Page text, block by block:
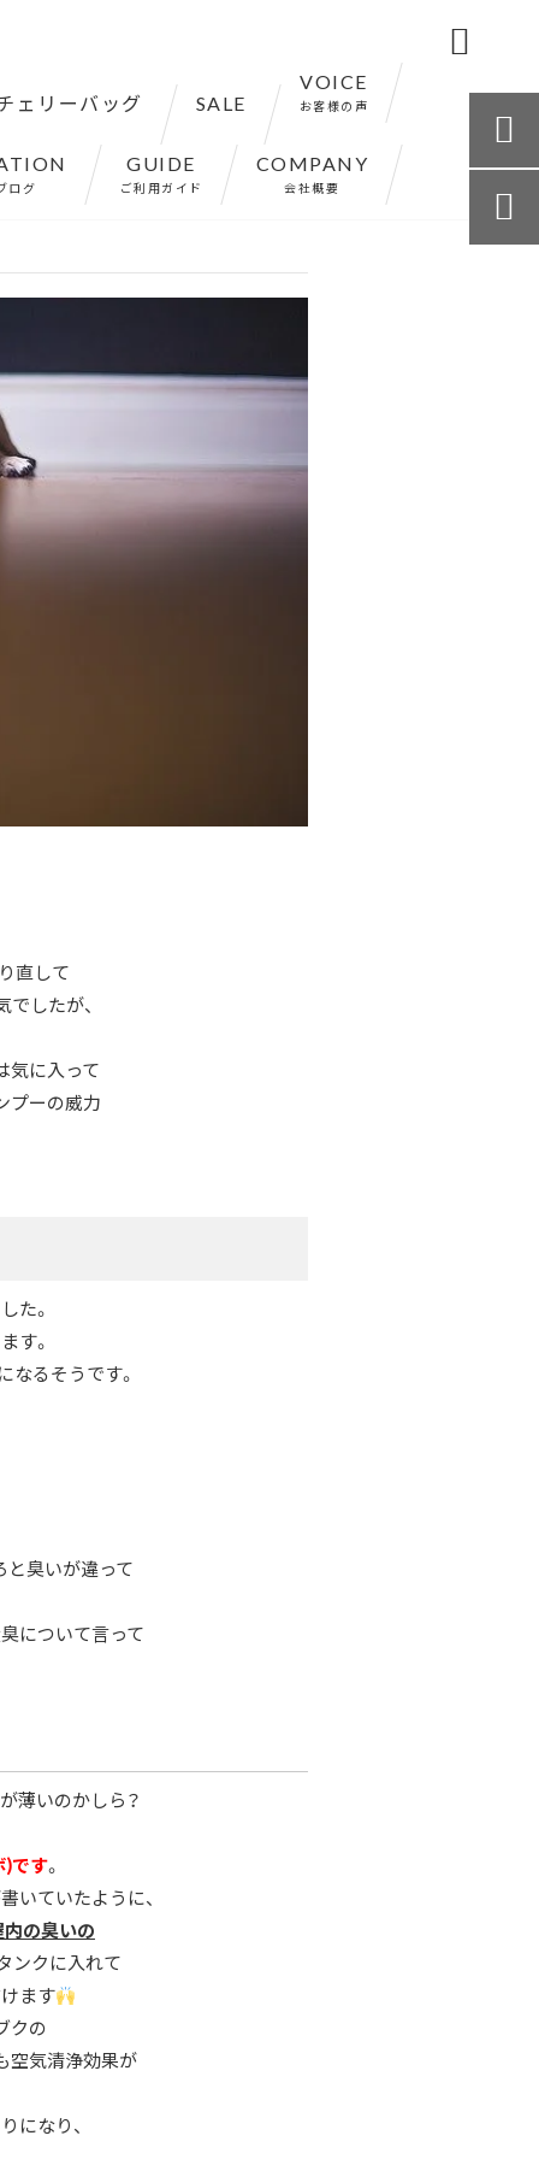
ェリーバッグ SALE
VOICE
お客様の声
ログ
GUIDE
ご利用ガイド
COMPANY
会社概要

直して
したが、
気に入って
プーの威力
た。
す。
るそうです。
と臭いが違って
について言って
薄いのかしら？
)です。
いていたように、
の臭いの
ンクに入れて
ます
クの
空気清浄効果が
になり、

